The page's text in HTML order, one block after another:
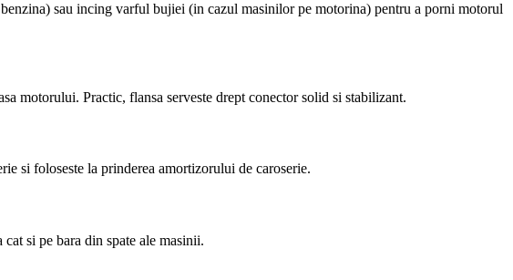
sau incing varful bujiei (in cazul masinilor pe motorina) pentru a porni motorul
motorului. Practic, flansa serveste drept conector solid si stabilizant.
si foloseste la prinderea amortizorului de caroserie.
si pe bara din spate ale masinii.